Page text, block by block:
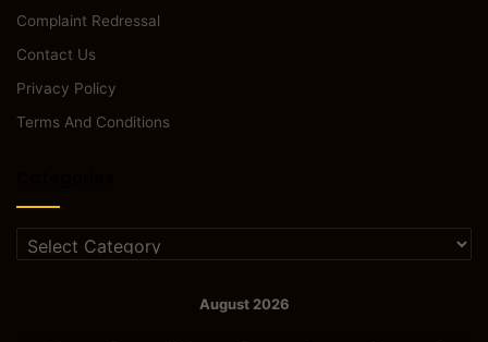
Complaint Redressal
Contact Us
Privacy Policy
Terms And Conditions
Categories
August 2026